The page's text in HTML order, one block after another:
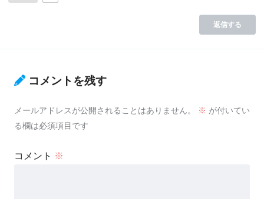
返信する
コメントを残す
メールアドレスが公開されることはありません。 ※ が付いてい
る欄は必須項目です
コメント ※